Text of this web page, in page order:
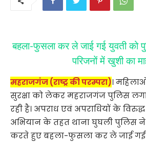
बहला-फुसला कर ले जाई गई युवती को
परिजनों में खुशी का
महराजगंज (राष्ट्र की परम्परा)।
सुरक्षा को लेकर महराजगंज पुलिस
रही है। अपराध एवं अपराधियों के
अभियान के तहत थाना घुघली पुलिस
करते हुए बहला-फुसला कर ले जाई